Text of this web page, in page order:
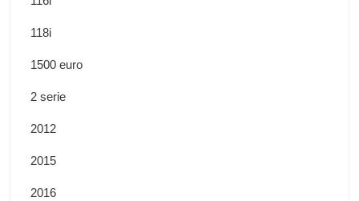
118i
1500 euro
2 serie
2012
2015
2016